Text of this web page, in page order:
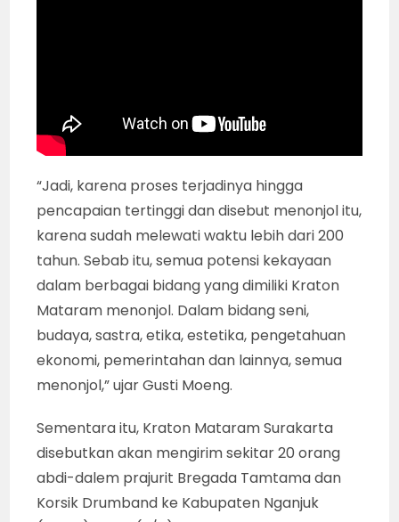
“Jadi, karena proses terjadinya hingga
pencapaian tertinggi dan disebut menonjol itu,
karena sudah melewati waktu lebih dari 200
tahun. Sebab itu, semua potensi kekayaan
dalam berbagai bidang yang dimiliki Kraton
Mataram menonjol. Dalam bidang seni,
budaya, sastra, etika, estetika, pengetahuan
ekonomi, pemerintahan dan lainnya, semua
menonjol,” ujar Gusti Moeng.
Sementara itu, Kraton Mataram Surakarta
disebutkan akan mengirim sekitar 20 orang
abdi-dalem prajurit Bregada Tamtama dan
Korsik Drumband ke Kabupaten Nganjuk